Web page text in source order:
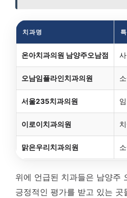
치과명
온아치과의원 남양주오남점
오남임플라인치과의원
서울235치과의원
이로이치과의원
맑은우리치과의원
위에 언급된 치과들은 남양주
긍정적인 평가를 받고 있는 곳